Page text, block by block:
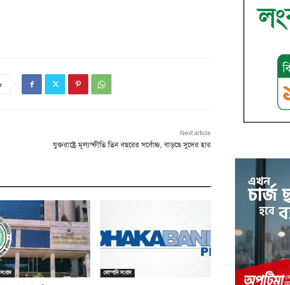
Next article
যুক্তরাষ্ট্রে মূল্যস্ফীতি তিন বছরের সর্বোচ্চ, বাড়ছে সুদের হার
কোম্পানি সংবাদ